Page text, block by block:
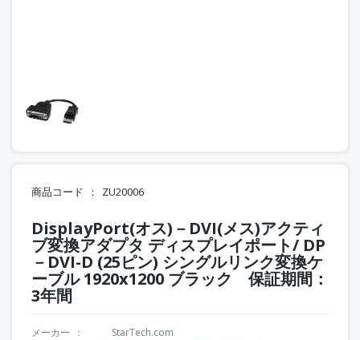
商品コード ZU20006
DisplayPort(オス)－DVI(メス)アクティ
ブ変換アダプタ ディスプレイポート/ DP
－DVI-D (25ピン) シングルリンク変換ケ
ーブル 1920x1200 ブラック 保証期間：
3年間
メーカー
StarTech.com